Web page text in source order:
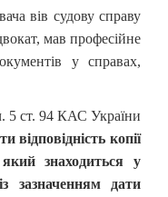
вів судову справу
мав професійне
у справах,
5 ст. 94 КАС України
відповідність копії
знаходиться у
зазначенням дати